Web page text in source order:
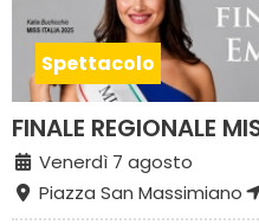
Spettacolo
FINALE REGIONALE
Venerdì 7 agosto
Piazza San Massimiano